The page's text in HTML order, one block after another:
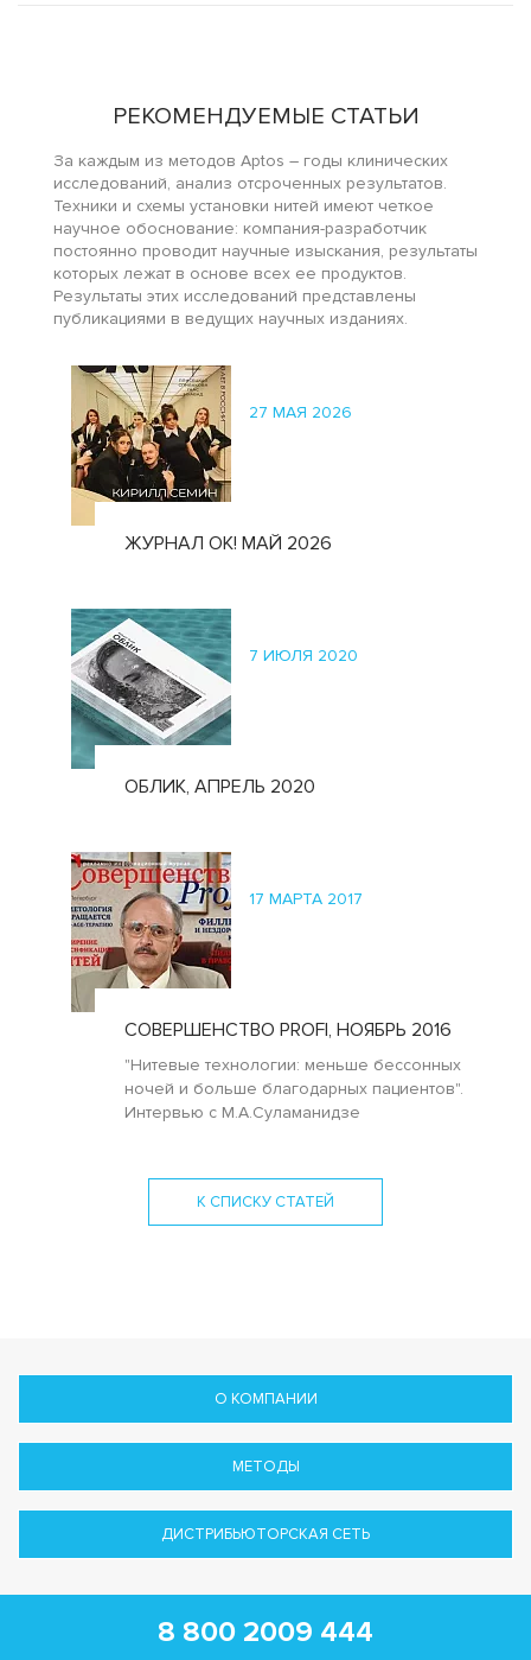
РЕКОМЕНДУЕМЫЕ СТАТЬИ
За каждым из методов Aptos – годы клинических
исследований, анализ отсроченных результатов.
Техники и схемы установки нитей имеют четкое
научное обоснование: компания-разработчик
постоянно проводит научные изыскания, результаты
которых лежат в основе всех ее продуктов.
Результаты этих исследований представлены
публикациями в ведущих научных изданиях.
27 МАЯ 2026
ЖУРНАЛ ОК! МАЙ 2026
7 ИЮЛЯ 2020
ОБЛИК, АПРЕЛЬ 2020
17 МАРТА 2017
СОВЕРШЕНСТВО PROFI, НОЯБРЬ 2016
"Нитевые технологии: меньше бессонных
ночей и больше благодарных пациентов".
Интервью с М.А.Суламанидзе
К СПИСКУ СТАТЕЙ
О КОМПАНИИ
МЕТОДЫ
ДИСТРИБЬЮТОРСКАЯ СЕТЬ
8 800 2009 444